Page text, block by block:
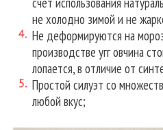
не холодно зимой и не
Не деформируются на
производстве угг овчина
лопается, в отличие от
Простой силуэт со
любой вкус;